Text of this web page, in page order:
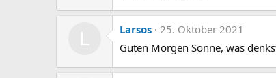
L Larsos 25. Oktober 2021
Guten Morgen Sonne, was